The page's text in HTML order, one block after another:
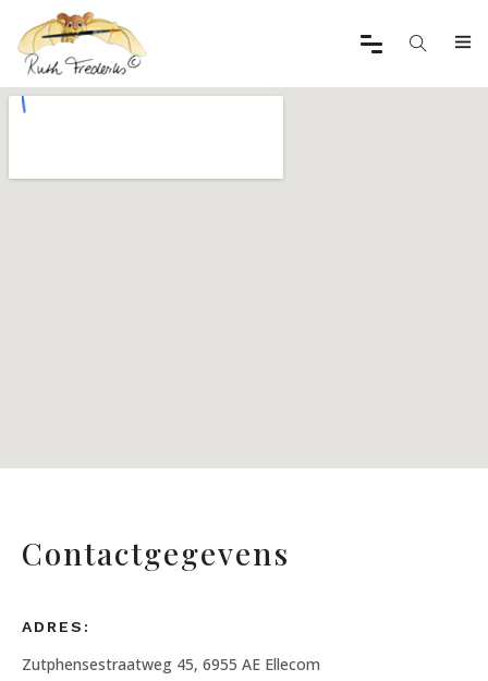
Contactgegevens
ADRES:
Zutphensestraatweg 45, 6955 AE Ellecom